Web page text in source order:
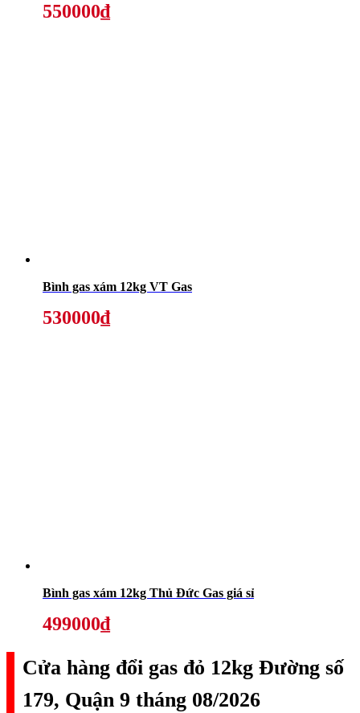
550000₫
Bình gas xám 12kg VT Gas
530000₫
Bình gas xám 12kg Thủ Đức Gas giá sỉ
499000₫
Cửa hàng đổi gas đỏ 12kg Đường số
179, Quận 9 tháng 08/2026